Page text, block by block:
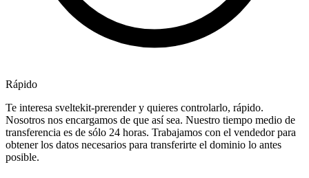
Rápido
Te interesa sveltekit-prerender y quieres controlarlo, rápido.
Nosotros nos encargamos de que así sea. Nuestro tiempo medio de
transferencia es de sólo 24 horas. Trabajamos con el vendedor para
obtener los datos necesarios para transferirte el dominio lo antes
posible.